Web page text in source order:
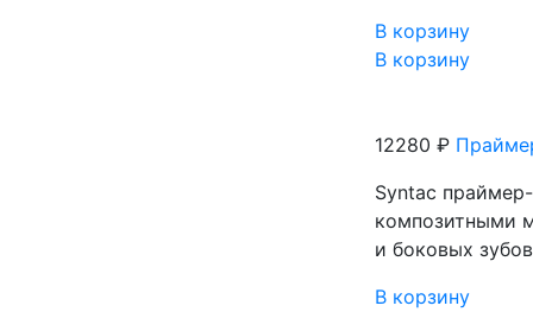
В корзину
В корзину
12280 ₽
Syntaс
композитными
и боковых
В корзину